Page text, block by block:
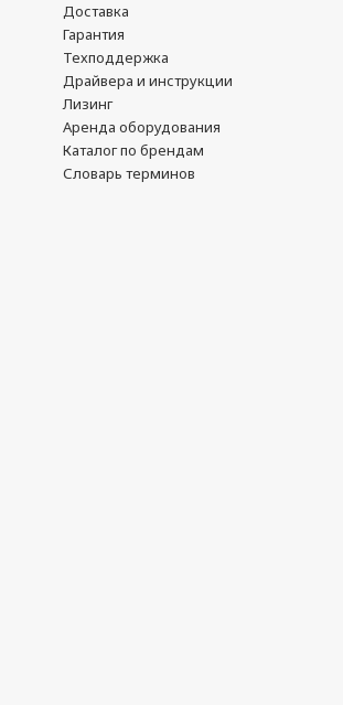
Доставка
Гарантия
Техподдержка
Драйвера и инструкции
Лизинг
Аренда оборудования
Каталог по брендам
Словарь терминов